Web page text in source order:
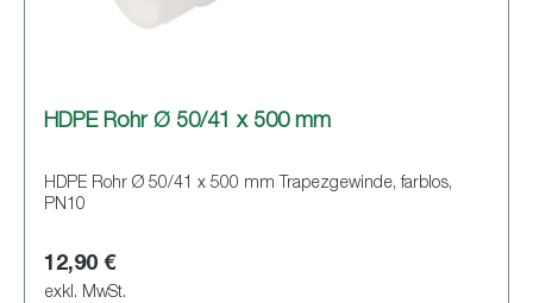
HDPE Rohr Ø 50/41 x 500 mm
HDPE Rohr Ø 50/41 x 500 mm Trapezgewinde, farblos,
PN10
12,90 €
exkl. MwSt.